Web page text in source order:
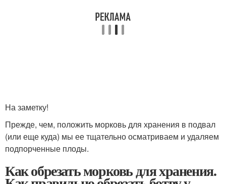
На заметку!
Прежде, чем, положить морковь для хранения в подвал
(или еще куда) мы ее тщательно осматриваем и удаляем
подпорченные плоды.
Как обрезать морковь для хранения.